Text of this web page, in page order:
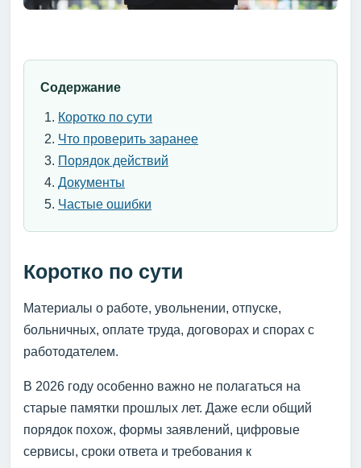
Содержание
Коротко по сути
Что проверить заранее
Порядок действий
Документы
Частые ошибки
Коротко по сути
Материалы о работе, увольнении, отпуске,
больничных, оплате труда, договорах и спорах с
работодателем.
В 2026 году особенно важно не полагаться на
старые памятки прошлых лет. Даже если общий
порядок похож, формы заявлений, цифровые
сервисы, сроки ответа и требования к